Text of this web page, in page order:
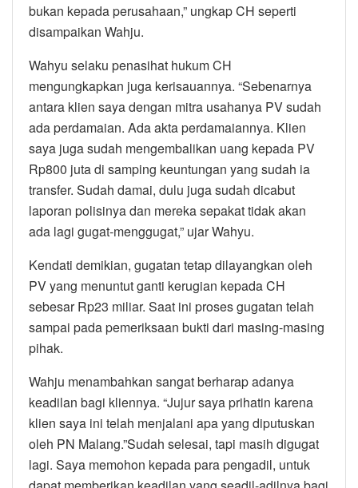
bukan kepada perusahaan,” ungkap CH seperti
disampaikan Wahju.
Wahyu selaku penasihat hukum CH
mengungkapkan juga kerisauannya. “Sebenarnya
antara klien saya dengan mitra usahanya PV sudah
ada perdamaian. Ada akta perdamaiannya. Klien
saya juga sudah mengembalikan uang kepada PV
Rp800 juta di samping keuntungan yang sudah ia
transfer. Sudah damai, dulu juga sudah dicabut
laporan polisinya dan mereka sepakat tidak akan
ada lagi gugat-menggugat,” ujar Wahyu.
Kendati demikian, gugatan tetap dilayangkan oleh
PV yang menuntut ganti kerugian kepada CH
sebesar Rp23 miliar. Saat ini proses gugatan telah
sampai pada pemeriksaan bukti dari masing-masing
pihak.
Wahju menambahkan sangat berharap adanya
keadilan bagi kliennya. “Jujur saya prihatin karena
klien saya ini telah menjalani apa yang diputuskan
oleh PN Malang.”Sudah selesai, tapi masih digugat
lagi. Saya memohon kepada para pengadil, untuk